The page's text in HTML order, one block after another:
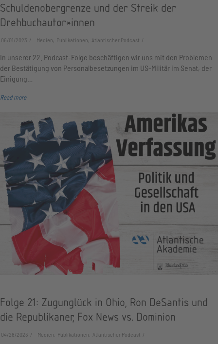
Schuldenobergrenze und der Streik der
Drehbuchautor*innen
06/01/2023 Medien, Publikationen, Atlantischer Podcast
In unserer 22. Podcast-Folge beschäftigen wir uns mit den Problemen
der Bestätigung von Personalbesetzungen im US-Militär im Senat, der
Einigung…
Read more
Folge 21: Zugunglück in Ohio, Ron DeSantis und
die Republikaner, Fox News vs. Dominion
04/28/2023 Medien, Publikationen, Atlantischer Podcast